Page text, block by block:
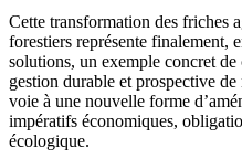
Cette transformation des friches
forestiers représente finalement,
solutions, un exemple concret
gestion durable et prospective
voie à une nouvelle forme
impératifs économiques,
écologique.